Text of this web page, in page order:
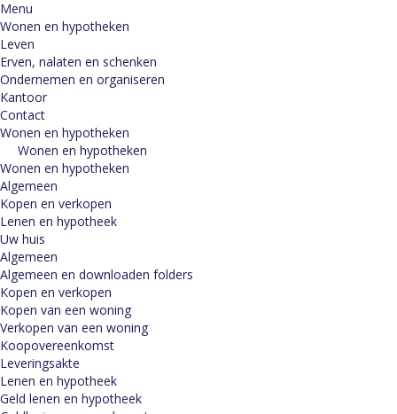
Menu
Wonen en hypotheken
Leven
Erven, nalaten en schenken
Ondernemen en organiseren
Kantoor
Contact
Wonen en hypotheken
Wonen en hypotheken
Wonen en hypotheken
Algemeen
Kopen en verkopen
Lenen en hypotheek
Uw huis
Algemeen
Algemeen en downloaden folders
Kopen en verkopen
Kopen van een woning
Verkopen van een woning
Koopovereenkomst
Leveringsakte
Lenen en hypotheek
Geld lenen en hypotheek